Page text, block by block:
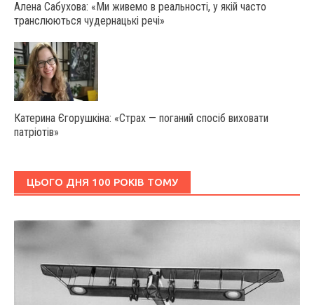
Алена Сабухова: «Ми живемо в реальності, у якій часто
транслюються чудернацькі речі»
Катерина Єгорушкіна: «Страх — поганий спосіб виховати
патріотів»
ЦЬОГО ДНЯ 100 РОКІВ ТОМУ